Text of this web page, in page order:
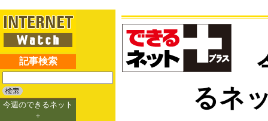
記事検索
今週のできるネット
＋
るネ